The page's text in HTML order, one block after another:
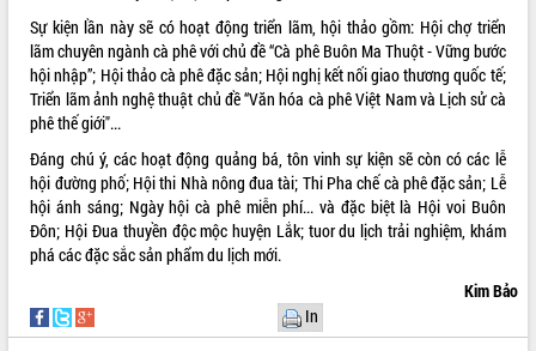
Minh
Lễ truy điệu và an táng hài cốt liệt sĩ
tại Nghĩa trang Liệt sĩ xã Sơn Hòa
Bàn giải pháp tháo gỡ khó khăn trong
xuất khẩu sầu riêng và triển khai quy
định EUDR
Thứ trưởng Bộ Nông nghiệp và Môi
trường Nguyễn Hoàng Hiệp khảo sát
vùng trồng và doanh nghiệp đóng gói
sầu riêng tại Đắk Lắk
Trình diễn nghệ thuật chế biến các
Đắk Lắk công bố Quy hoạch và xúc
THỐNG KÊ TRUY CẬP
Hôm nay: 2611
Tất cả: 66088279
Sự kiện lần này sẽ có hoạt động triển lãm, hội thảo gồm: Hội chợ triển
lãm chuyên ngành cà phê với chủ đề “Cà phê Buôn Ma Thuột - Vững bước
hội nhập”; Hội thảo cà phê đặc sản; Hội nghị kết nối giao thương quốc tế;
Triển lãm ảnh nghệ thuật chủ đề “Văn hóa cà phê Việt Nam và Lịch sử cà
phê thế giới"...
Đáng chú ý, các hoạt động quảng bá, tôn vinh sự kiện sẽ còn có các lễ
hội đường phố; Hội thi Nhà nông đua tài; Thi Pha chế cà phê đặc sản; Lễ
hội ánh sáng; Ngày hội cà phê miễn phí... và đặc biệt là Hội voi Buôn
Đôn; Hội Đua thuyền độc mộc huyện Lắk; tuor du lịch trải nghiệm, khám
phá các đặc sắc sản phẩm du lịch mới.
Kim Bảo
In